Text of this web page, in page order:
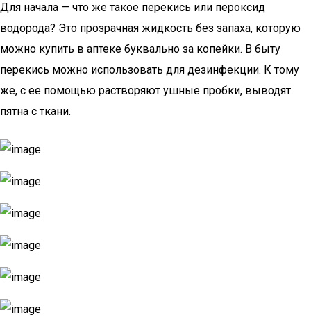
Для начала — что же такое перекись или пероксид
водорода? Это прозрачная жидкость без запаха, которую
можно купить в аптеке буквально за копейки. В быту
перекись можно использовать для дезинфекции. К тому
же, с ее помощью растворяют ушные пробки, выводят
пятна с ткани.